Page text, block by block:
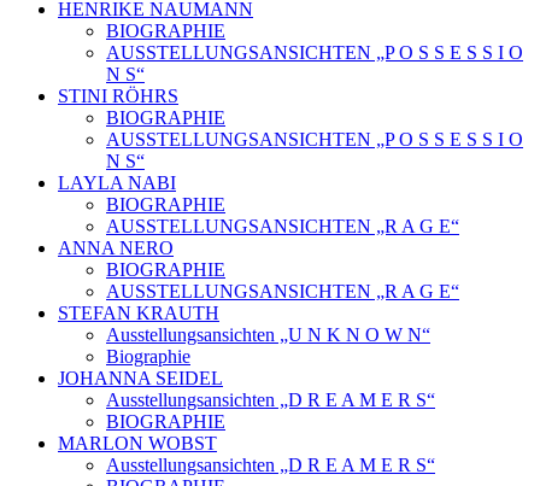
HENRIKE NAUMANN
BIOGRAPHIE
AUSSTELLUNGSANSICHTEN „P O S S E S S I O
N S“
STINI RÖHRS
BIOGRAPHIE
AUSSTELLUNGSANSICHTEN „P O S S E S S I O
N S“
LAYLA NABI
BIOGRAPHIE
AUSSTELLUNGSANSICHTEN „R A G E“
ANNA NERO
BIOGRAPHIE
AUSSTELLUNGSANSICHTEN „R A G E“
STEFAN KRAUTH
Ausstellungsansichten „U N K N O W N“
Biographie
JOHANNA SEIDEL
Ausstellungsansichten „D R E A M E R S“
BIOGRAPHIE
MARLON WOBST
Ausstellungsansichten „D R E A M E R S“